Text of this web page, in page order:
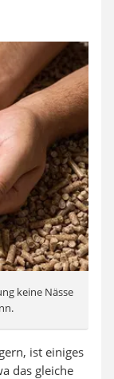
keine Nässe
ist einiges
das gleiche